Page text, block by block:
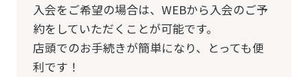
入会をご希望の場合は、 WEBから入会のご予
約をしていただくことが可能です。
店頭でのお手続きが簡単になり、とっても便
利です！